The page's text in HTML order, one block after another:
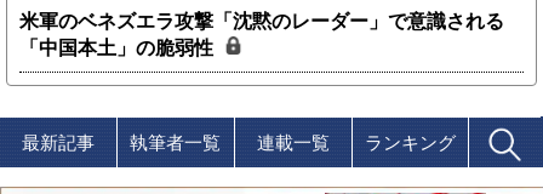
米軍のベネズエラ攻撃「沈黙のレーダー」で意識される
「中国本土」の脆弱性
最新記事 執筆者一覧 連載一覧 ランキング